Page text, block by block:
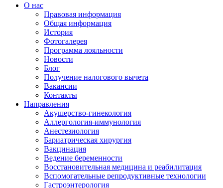
О нас
Правовая информация
Общая информация
История
Фотогалерея
Программа лояльности
Новости
Блог
Получение налогового вычета
Вакансии
Контакты
Направления
Акушерство-гинекология
Аллергология-иммунология
Анестезиология
Бариатрическая хирургия
Вакцинация
Ведение беременности
Восстановительная медицина и реабилитация
Вспомогательные репродуктивные технологии
Гастроэнтерология